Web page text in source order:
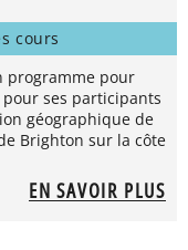
cours
programme pour
ses participants
géographique de
Brighton sur la côte
EN SAVOIR PLUS